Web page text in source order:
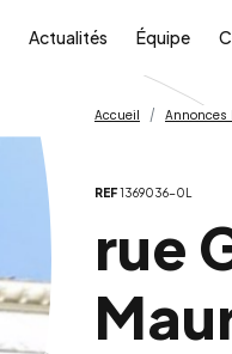
Actualités Équipe
Accueil Annonces
REF1369036-0L
rue